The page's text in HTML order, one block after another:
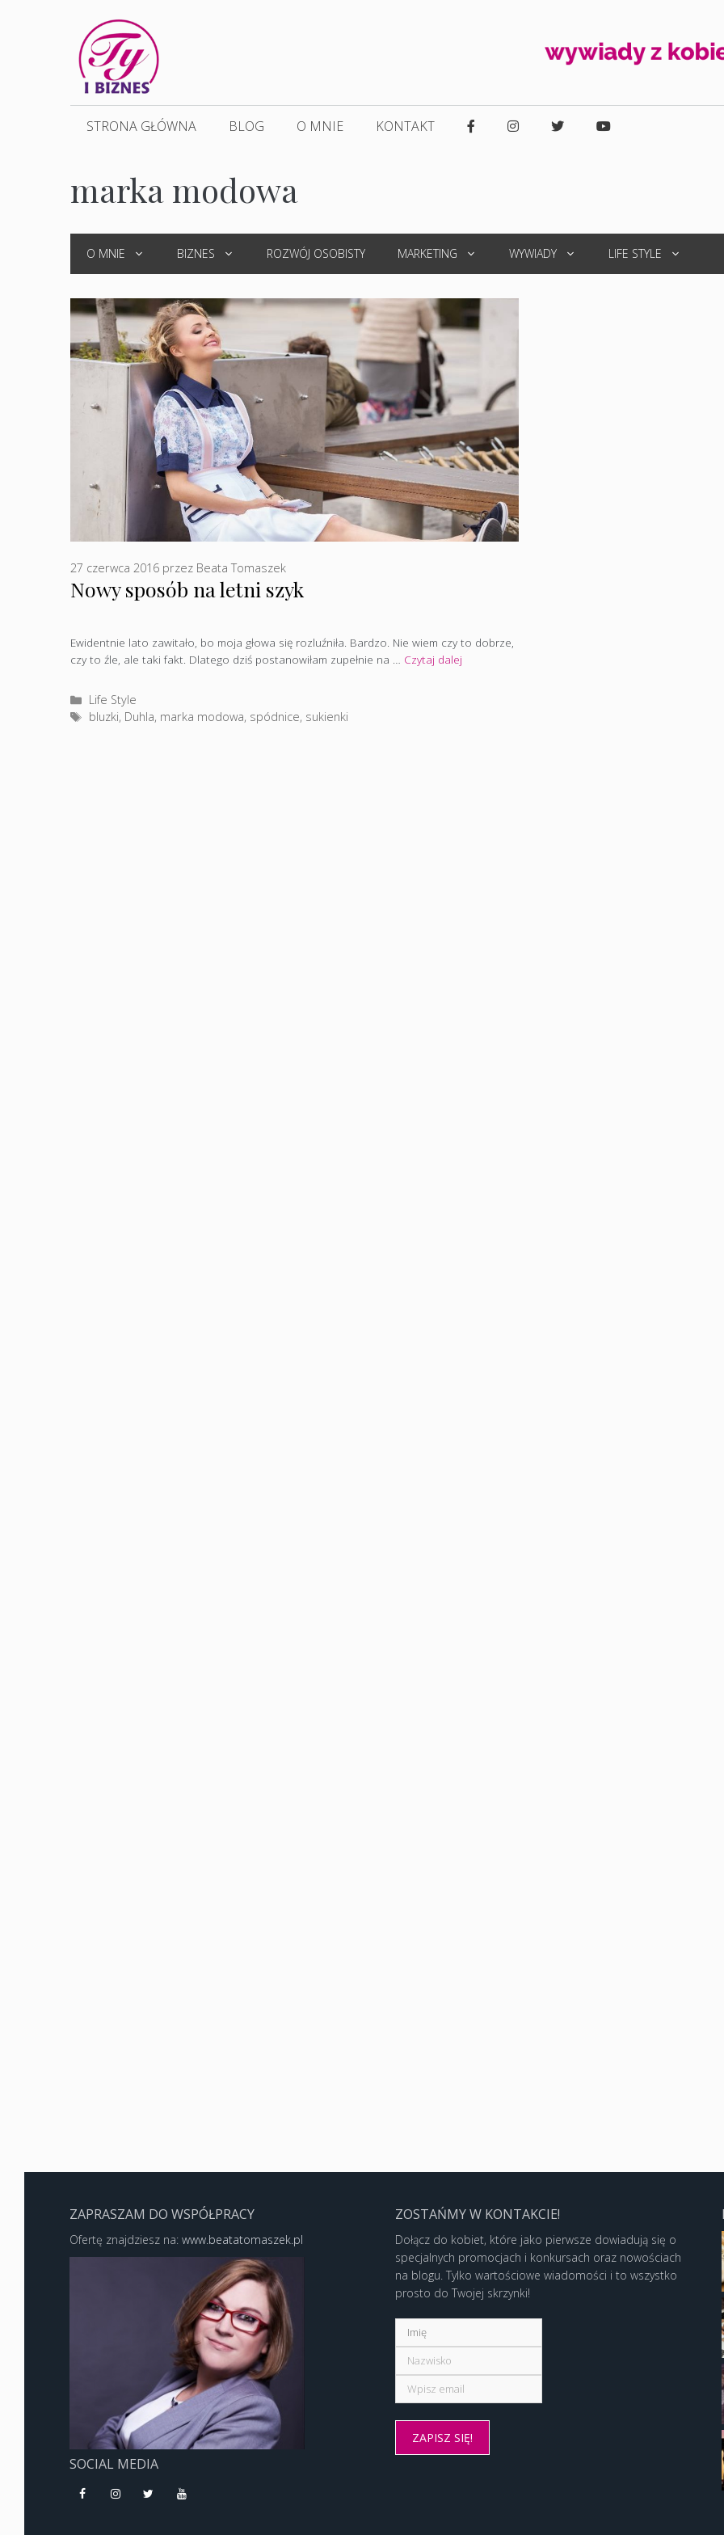
STRONA GŁÓWNA BLOG O MNIE KONTAKT
marka modowa
O MNIE BIZNES ROZWÓJ OSOBISTY MARKETING WYWIADY LIFE STYLE
Nowy sposób na letni szyk
27 czerwca 2016 przez Beata Tomaszek
Ewidentnie lato zawitało, bo moja głowa się rozluźniła. Bardzo. Nie wiem czy to dobrze,
czy to źle, ale taki fakt. Dlatego dziś postanowiłam zupełnie na … Czytaj dalej
Kategorie
Life Style
Tagi
bluzki, Duhla, marka modowa, spódnice, sukienki
ZAPRASZAM DO WSPÓŁPRACY
Ofertę znajdziesz na: www.beatatomaszek.pl
SOCIAL MEDIA
ZOSTAŃMY W KONTAKCIE!
Dołącz do kobiet, które jako pierwsze dowiadują się o
specjalnych promocjach i konkursach oraz nowościach
na blogu. Tylko wartościowe wiadomości i to wszystko
prosto do Twojej skrzynki!